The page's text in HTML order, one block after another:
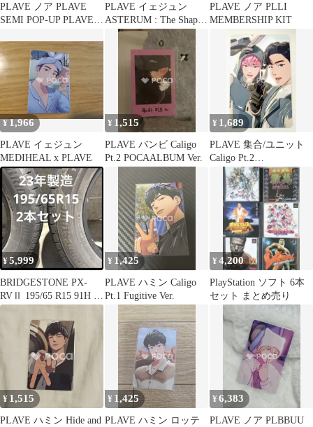
PLAVE ノア PLAVE
SEMI POP-UP PLAVE
PLAVE イェジュン
ASTERUM : The Shape
of Things to Come
PLAVE ノア PLLI
MEMBERSHIP KIT
¥1,966
PLAVE イェジュン
MEDIHEAL x PLAVE
¥ 1,515
PLAVE バンビ Caligo
Pt.2 POCAALBUM Ver.
¥ 1,689
PLAVE 集合/ユニット
Caligo Pt.2
POCAALBUM Ver.
¥5,999
BRIDGESTONE PX-
RVⅡ 195/65 R15 91H タ
イヤ
¥ 1,425
PLAVE ハミン Caligo
Pt.1 Fugitive Ver.
¥4,200
PlayStation ソフト 6本
セット まとめ売り
¥ 1,515
PLAVE ハミン Hide and
¥ 1,425
PLAVE ハミン ロッテ
¥6,383
PLAVE ノア PLBBUU